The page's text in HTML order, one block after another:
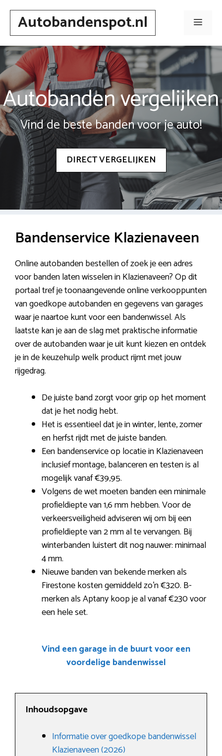
Spring
inhoudAutobandenspot.nl Menu
Autobanden vergelijken
Vind de beste banden voor je auto!
DIRECT VERGELIJKEN
Bandenservice Klazienaveen
Online autobanden bestellen of zoek je een adres
voor banden laten wisselen in Klazienaveen? Op dit
portaal tref je toonaangevende online verkooppunten
van goedkope autobanden en gegevens van garages
waar je naartoe kunt voor een bandenwissel. Als
laatste kan je aan de slag met praktische informatie
over de autobanden waar je uit kunt kiezen en ontdek
je in de keuzehulp welk product rijmt met jouw
rijgedrag.
De juiste band zorgt voor grip op het moment
dat je het nodig hebt.
Het is essentieel dat je in winter, lente, zomer
en herfst rijdt met de juiste banden.
Een bandenservice op locatie in Klazienaveen
inclusief montage, balanceren en testen is al
mogelijk vanaf €39,95.
Volgens de wet moeten banden een minimale
profieldiepte van 1,6 mm hebben. Voor de
verkeersveiligheid adviseren wij om bij een
profieldiepte van 2 mm al te vervangen. Bij
winterbanden luistert dit nog nauwer: minimaal
4 mm.
Nieuwe banden van bekende merken als
Firestone kosten gemiddeld zo’n €320. B-
merken als Aptany koop je al vanaf €230 voor
een hele set.
Vind een garage in de buurt voor een
voordelige bandenwissel
Inhoudsopgave
Informatie over goedkope bandenwissel
Klazienaveen (2026)